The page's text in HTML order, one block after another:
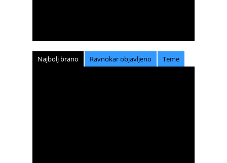
Najbolj brano Ravnokar objavljeno Teme